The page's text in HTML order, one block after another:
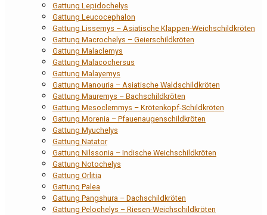
Gattung Lepidochelys
Gattung Leucocephalon
Gattung Lissemys – Asiatische Klappen-Weichschildkröten
Gattung Macrochelys – Geierschildkröten
Gattung Malaclemys
Gattung Malacochersus
Gattung Malayemys
Gattung Manouria – Asiatische Waldschildkröten
Gattung Mauremys – Bachschildkröten
Gattung Mesoclemmys – Krötenkopf-Schildkröten
Gattung Morenia – Pfauenaugenschildkröten
Gattung Myuchelys
Gattung Natator
Gattung Nilssonia – Indische Weichschildkröten
Gattung Notochelys
Gattung Orlitia
Gattung Palea
Gattung Pangshura – Dachschildkröten
Gattung Pelochelys – Riesen-Weichschildkröten